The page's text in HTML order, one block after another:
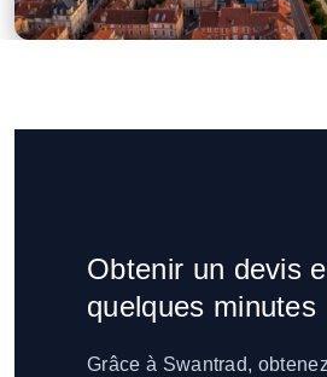
Obtenir un devis
quelques minutes
Grâce à Swantrad,